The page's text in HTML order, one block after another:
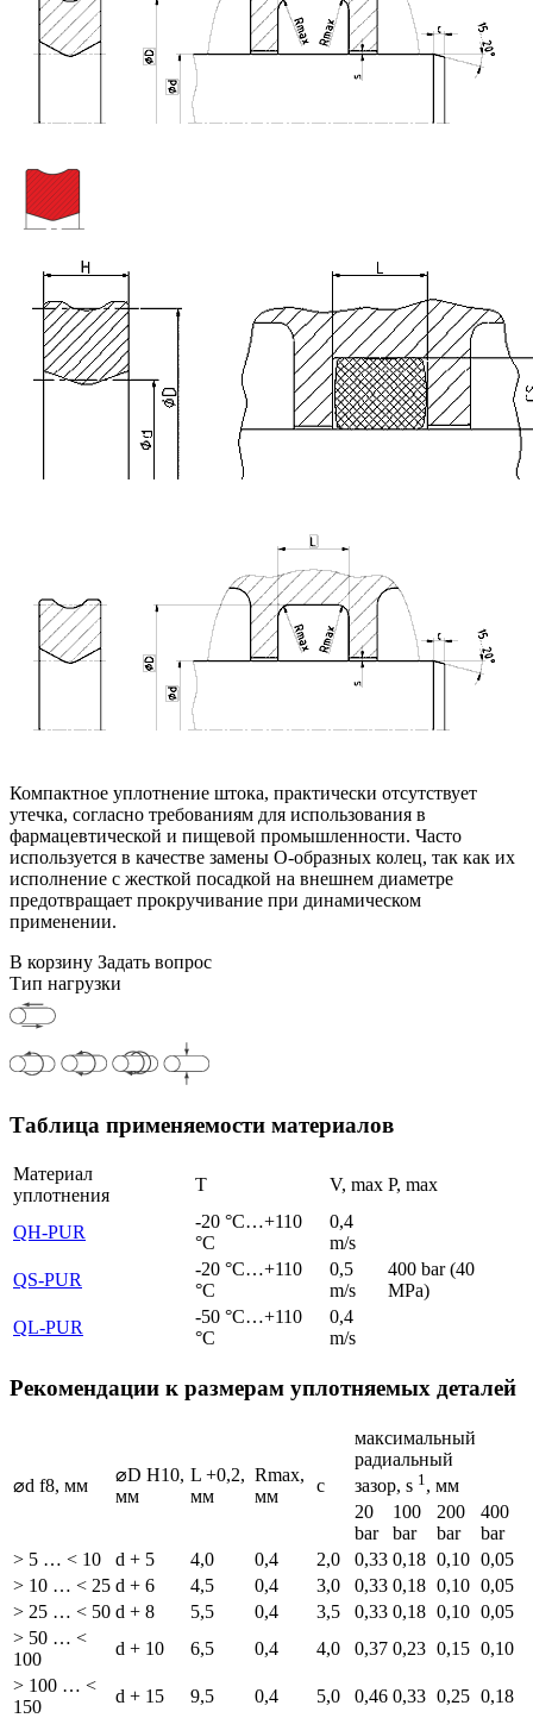
Компактное уплотнение штока, практически отсутствует
утечка, согласно требованиям для использования в
фармацевтической и пищевой промышленности. Часто
используется в качестве замены О-образных колец, так как их
исполнение с жесткой посадкой на внешнем диаметре
предотвращает прокручивание при динамическом
применении.
В корзину Задать вопрос
Тип нагрузки
Таблица применяемости материалов
Материал
уплотнения
T V, max P, max
QH-PUR
-20 °C…+110
°C
0,4
m/s
400 bar (40
MPa)
QS-PUR
-20 °C…+110
°C
0,5
m/s
QL-PUR
-50 °C…+110
°C
0,4
m/s
Рекомендации к размерам уплотняемых деталей
⌀d f8, мм
⌀D H10,
мм
L +0,2,
мм
Rmax,
мм
c
максимальный
радиальный
зазор, s 1 , мм
20
bar
100
bar
200
bar
400
bar
> 5 … < 10
d + 5 4,0 0,4 2,0 0,33 0,18 0,10 0,05
> 10 … < 25 d + 6 4,5 0,4 3,0 0,33 0,18 0,10 0,05
> 25 … < 50 d + 8 5,5 0,4 3,5 0,33 0,18 0,10 0,05
> 50 … <
100
d + 10 6,5 0,4 4,0 0,37 0,23 0,15 0,10
> 100 … <
150
d + 15 9,5 0,4 5,0 0,46 0,33 0,25 0,18